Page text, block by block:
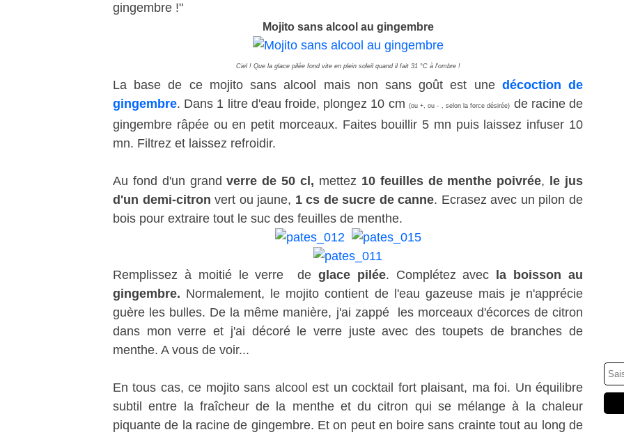
gingembre !"
Mojito sans alcool au gingembre
Ciel ! Que la glace pilée fond vite en plein soleil quand il fait 31 °C à l'ombre !
La base de ce mojito sans alcool mais non sans goût est une décoction de
gingembre. Dans 1 litre d'eau froide, plongez 10 cm (ou +, ou - , selon la force désirée) de racine de
gingembre râpée ou en petit morceaux. Faites bouillir 5 mn puis laissez infuser 10
mn. Filtrez et laissez refroidir.
Au fond d'un grandverre de 50 cl, mettez 10 feuilles de menthe poivrée,
le jus
d'un demi-citron vert ou jaune, 1 cs de sucre de canne. Ecrasez avec un pilon de
bois pour extraire tout le suc des feuilles de menthe.
Remplissez à moitié le verre de glace pilée. Complétez avec la boisson au
gingembre. Normalement, le mojito contient de l'eau gazeuse mais je n'apprécie
guère les bulles. De la même manière, j'ai zappé les morceaux d'écorces de citron
dans mon verre et j'ai décoré le verre juste avec des toupets de branches de
menthe. A vous de voir...
En tous cas, ce mojito sans alcool est un cocktail fort plaisant, ma foi. Un équilibre
subtil entre la fraîcheur de la menthe et du citron qui se mélange à la chaleur
piquante de la racine de gingembre. Et on peut en boire sans crainte tout au long de